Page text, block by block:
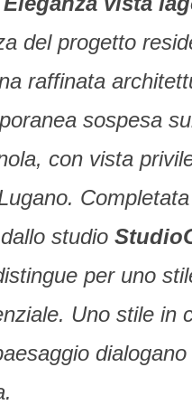
del progetto
raffinata
sospesa
con vista
studio
per uno
Uno stile in